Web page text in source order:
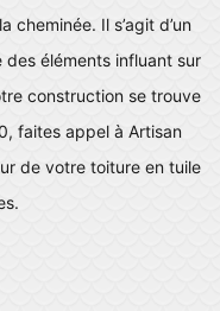
cheminée. Il s’agit d’un
des éléments influant sur
construction se trouve
faites appel à Artisan
de votre toiture en tuile